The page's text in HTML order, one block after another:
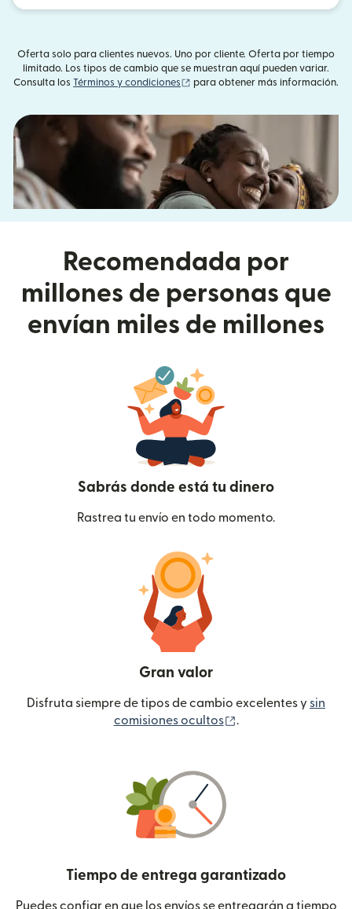
Oferta solo para clientes nuevos. Uno por cliente. Oferta por tiempo
limitado. Los tipos de cambio que se muestran aquí pueden variar.
Consulta los Términos y condiciones (se abre en una ventana nueva)
para obtener más información.
Recomendada por
millones de personas que
envían miles de millones
Sabrás donde está tu dinero
Rastrea tu envío en todo momento.
Gran valor
Disfruta siempre de tipos de cambio excelentes y sin
comisiones ocultos
.
Tiempo de entrega garantizado
Puedes confiar en que los envíos se entregarán a tiempo